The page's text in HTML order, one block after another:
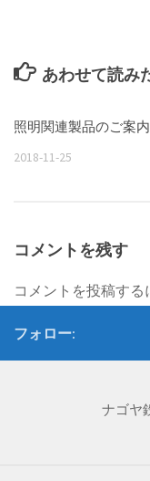
あわせて読み
照明関連製品のご案内
2018-11-25
コメントを残す
コメントを投稿する
フォロー:
ナゴヤ